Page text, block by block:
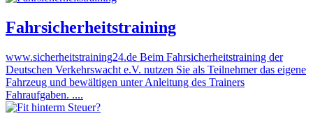
Fahrsicherheitstraining
www.sicherheitstraining24.de Beim Fahrsicherheitstraining der
Deutschen Verkehrswacht e.V. nutzen Sie als Teilnehmer das eigene
Fahrzeug und bewältigen unter Anleitung des Trainers
Fahraufgaben. ....